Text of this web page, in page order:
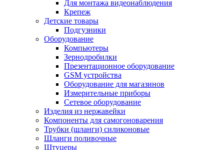
Для монтажа видеонаблюдения
Крепеж
Детские товары
Подгузники
Оборудование
Компьютеры
Зернодробилки
Презентационное оборудование
GSM устройства
Оборудование для магазинов
Измерительные приборы
Сетевое оборудование
Изделия из нержавейки
Компоненты для самогоноварения
Трубки (шланги) силиконовые
Шланги поливочные
Штуцеры